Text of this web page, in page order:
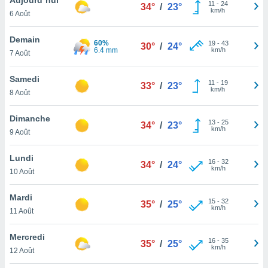
et
»,
au
vous
qu'ils
ou
le
ainsi
un
la
du
6 Août
34° / 23° 11 - 24
km/h
Demain
7 Août
60%
6.4 mm
30° / 24° 19- 43
km/h
Samedi
8 Août
33° / 23° 11 - 19
km/h
Dimanche
9 Août
34° / 23° 13- 25
km/h
Lundi
10 Août
34° / 24° 16- 32
km/h
Mardi
11 Août
35° / 25° 15- 32
km/h
Mercredi
12 Août
35° / 25° 16- 35
km/h